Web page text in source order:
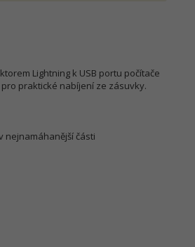
Lightning k USB portu počítače
praktické nabíjení ze zásuvky.
nejnamáhanější části